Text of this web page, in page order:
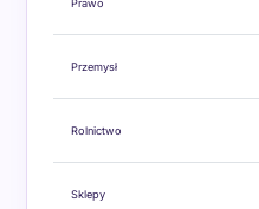
Prawo
Przemysł
Rolnictwo
Sklepy